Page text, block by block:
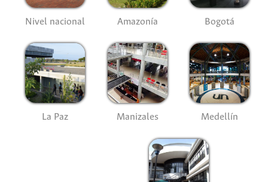
Nivel nacional Amazonía Bogotá
La Paz Manizales Medellín